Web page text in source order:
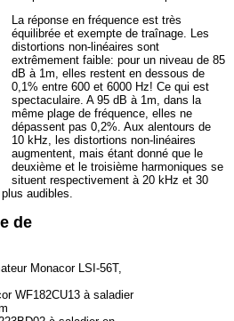
La réponse en fréquence est très
équilibrée et exempte de traînage. Les
distortions non-linéaires sont
extrêmement faible: pour un niveau de 85
dB à 1m, elles restent en dessous de
0,1% entre 600 et 6000 Hz! Ce qui est
spectaculaire. A 95 dB à 1m, dans la
même plage de fréquence, elles ne
dépassent pas 0,2%. Aux alentours de
10 kHz, les distortions non-linéaires
augmentent, mais étant donné que le
deuxième et le troisième harmoniques se
situent respectivement à 20 kHz et 30
audibles.
de
Monacor LSI-56T,
WF182CU13 à saladier